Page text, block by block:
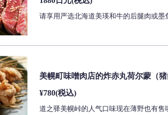
请享用严选北海道美瑛和牛的后腿肉或墨
美幌町味噌肉店的炸赤丸荷尔蒙（猪
¥780(税込)
道之驿美幌峠的人气口味现在薄野也有售